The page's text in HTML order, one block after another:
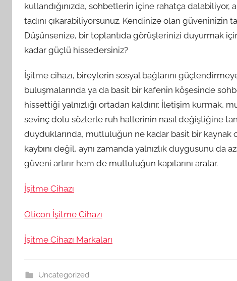
kullandığınızda, sohbetlerin içine rahatça
tadını çıkarabiliyorsunuz. Kendinize olan
Düşünsenize, bir toplantıda görüşlerinizi duyurmak
kadar güçlü hissedersiniz?
İşitme cihazı, bireylerin sosyal bağlarını
buluşmalarında ya da basit bir kafenin köşesinde
hissettiği yalnızlığı ortadan kaldırır. İletişim kurmak,
sevinç dolu sözlerle ruh hallerinin nasıl değiştiğine
duyduklarında, mutluluğun ne kadar basit bir kaynak
kaybını değil, aynı zamanda yalnızlık duygusunu da
güveni artırır hem de mutluluğun kapılarını aralar.
İşitme Cihazı
Oticon İşitme Cihazı
İşitme Cihazı Markaları
Uncategorized